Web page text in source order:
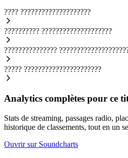
???? ????????????????????
?????????? ????????????????????
???????????????
????? ??????????????????????
Analytics complètes pour ce
Stats de streaming, passages radio,
historique de classements, tout en un
Ouvrir sur Soundcharts